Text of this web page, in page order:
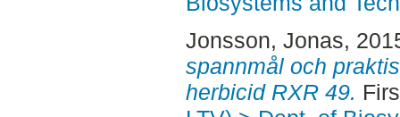
Jonsson, Jonas,
spannmål och
herbicid RXR 49.